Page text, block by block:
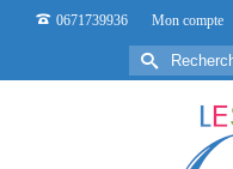
0671739936 Mon compte
Rechercher :